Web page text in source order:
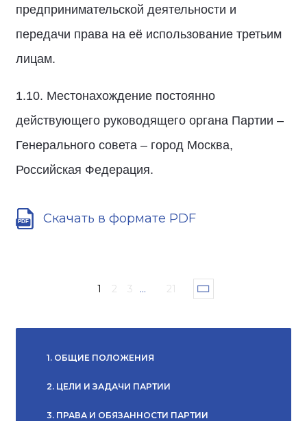
предпринимательской деятельности и
передачи права на её использование третьим
лицам.
1.10. Местонахождение постоянно
действующего руководящего органа Партии –
Генерального совета – город Москва,
Российская Федерация.
Скачать в формате PDF
1 2 3 ... 21
1. ОБЩИЕ ПОЛОЖЕНИЯ
2. ЦЕЛИ И ЗАДАЧИ ПАРТИИ
3. ПРАВА И ОБЯЗАННОСТИ ПАРТИИ